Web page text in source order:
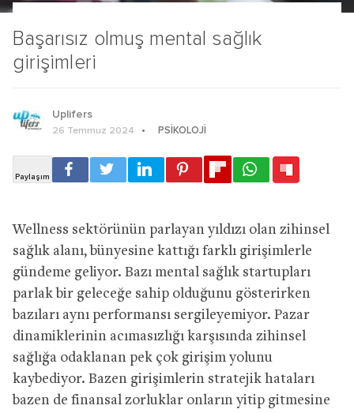
Başarısız olmuş mental sağlık
girişimleri
Uplifers
26 Temmuz 2024 PSIKOLOJI
Wellness sektörünün parlayan yıldızı olan zihinsel
sağlık alanı, bünyesine kattığı farklı girişimlerle
gündeme geliyor. Bazı mental sağlık startupları
parlak bir geleceğe sahip olduğunu gösterirken
bazıları aynı performansı sergileyemiyor. Pazar
dinamiklerinin acımasızlığı karşısında zihinsel
sağlığa odaklanan pek çok girişim yolunu
kaybediyor. Bazen girişimlerin stratejik hataları
bazen de finansal zorluklar onların yitip gitmesine